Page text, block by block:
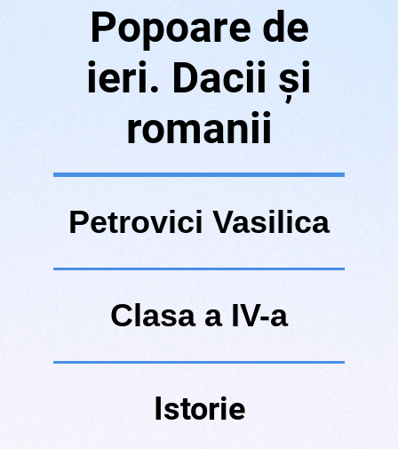
Popoare de
ieri. Dacii și
romanii
Petrovici Vasilica
Clasa a IV-a
Istorie